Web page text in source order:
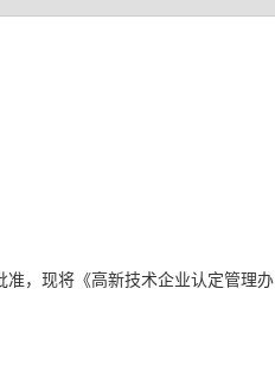
，现将《高新技术企业认定管理办